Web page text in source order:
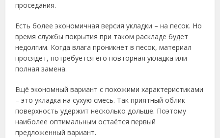
проседания.
Есть более экономичная версия укладки – на песок. Но
время службы покрытия при таком раскладе будет
недолгим. Когда влага проникнет в песок, материал
просядет, потребуется его повторная укладка или
полная замена.
Ещё экономный вариант с похожими характеристиками
– это укладка на сухую смесь. Так приятный облик
поверхность удержит несколько дольше. Поэтому
наиболее оптимальным остаётся первый
предложенный вариант.